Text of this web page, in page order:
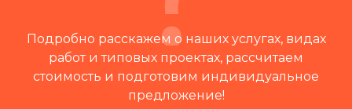
Подробно расскажем о наших услугах, видах
работ и типовых проектах, рассчитаем
стоимость и подготовим индивидуальное
предложение!